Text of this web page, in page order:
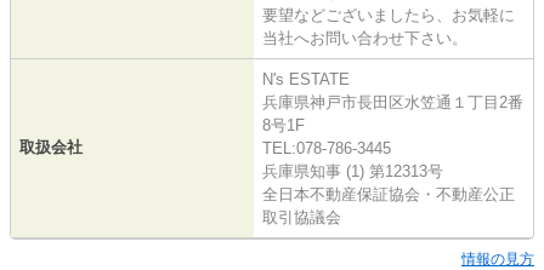
要望などございましたら、お気軽に
当社へお問い合わせ下さい。
取扱会社
N's ESTATE
兵庫県神戸市長田区水笠通１丁目2番
8号1F
TEL:078-786-3445
兵庫県知事 (1) 第12313号
全日本不動産保証協会・不動産公正
取引協議会
情報の見方